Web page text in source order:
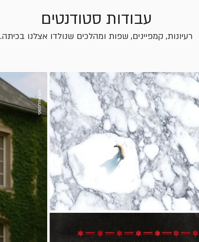
עבודות סטודנטים
רעיונות, קמפיינים, שפות ומהלכים שנולדו אצלנו בכיתה.